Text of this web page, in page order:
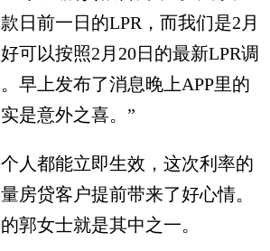
日前一日的LPR，而我们是2月
可以按照2月20日的最新LPR调
早上发布了消息晚上APP里的
是意外之喜。”
都能立即生效，这次利率的
房贷客户提前带来了好心情。
郭女士就是其中之一。